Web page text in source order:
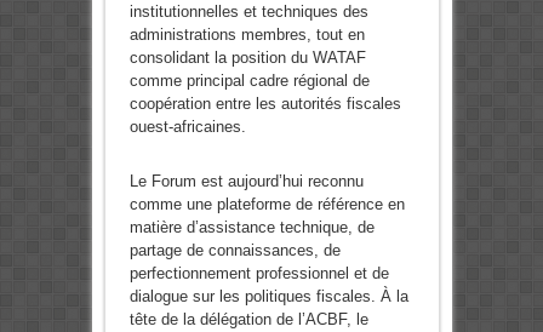
institutionnelles et techniques des
administrations membres, tout en
consolidant la position du WATAF
comme principal cadre régional de
coopération entre les autorités fiscales
ouest-africaines.
Le Forum est aujourd’hui reconnu
comme une plateforme de référence en
matière d’assistance technique, de
partage de connaissances, de
perfectionnement professionnel et de
dialogue sur les politiques fiscales. À la
tête de la délégation de l’ACBF, le